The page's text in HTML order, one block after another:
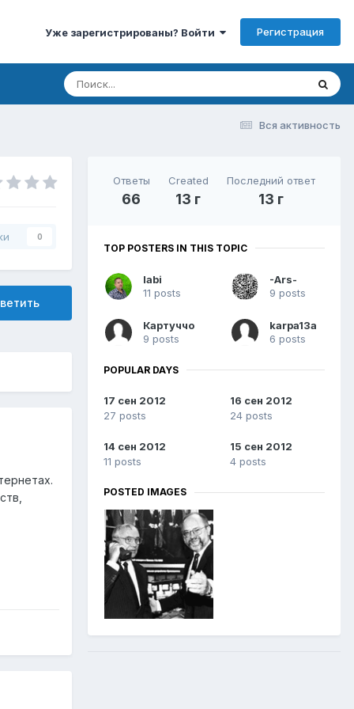
Уже зарегистрированы? Войти Регистрация
Вся активность
0
Ответы
66
Created
13 г
Последний ответ
13 г
TOP POSTERS IN THIS TOPIC
labi
11 posts
-Ars-
9 posts
Картуччо
9 posts
karpa13a
6 posts
POPULAR DAYS
17 сен 2012
27 posts
16 сен 2012
24 posts
14 сен 2012
11 posts
15 сен 2012
4 posts
POSTED IMAGES